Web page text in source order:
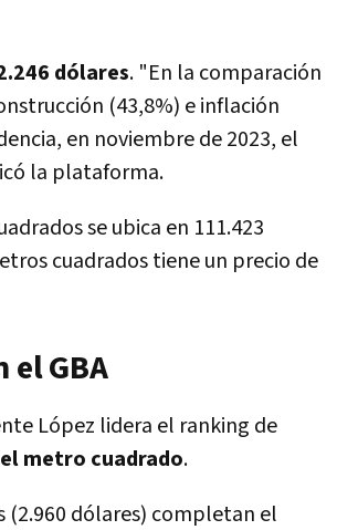
dólares. "En la comparación
(43,8%) e inflación
en noviembre de 2023, el
la plataforma.
se ubica en 111.423
cuadrados tiene un precio de
GBA
López lidera el ranking de
metro cuadrado.
(2.960 dólares) completan el